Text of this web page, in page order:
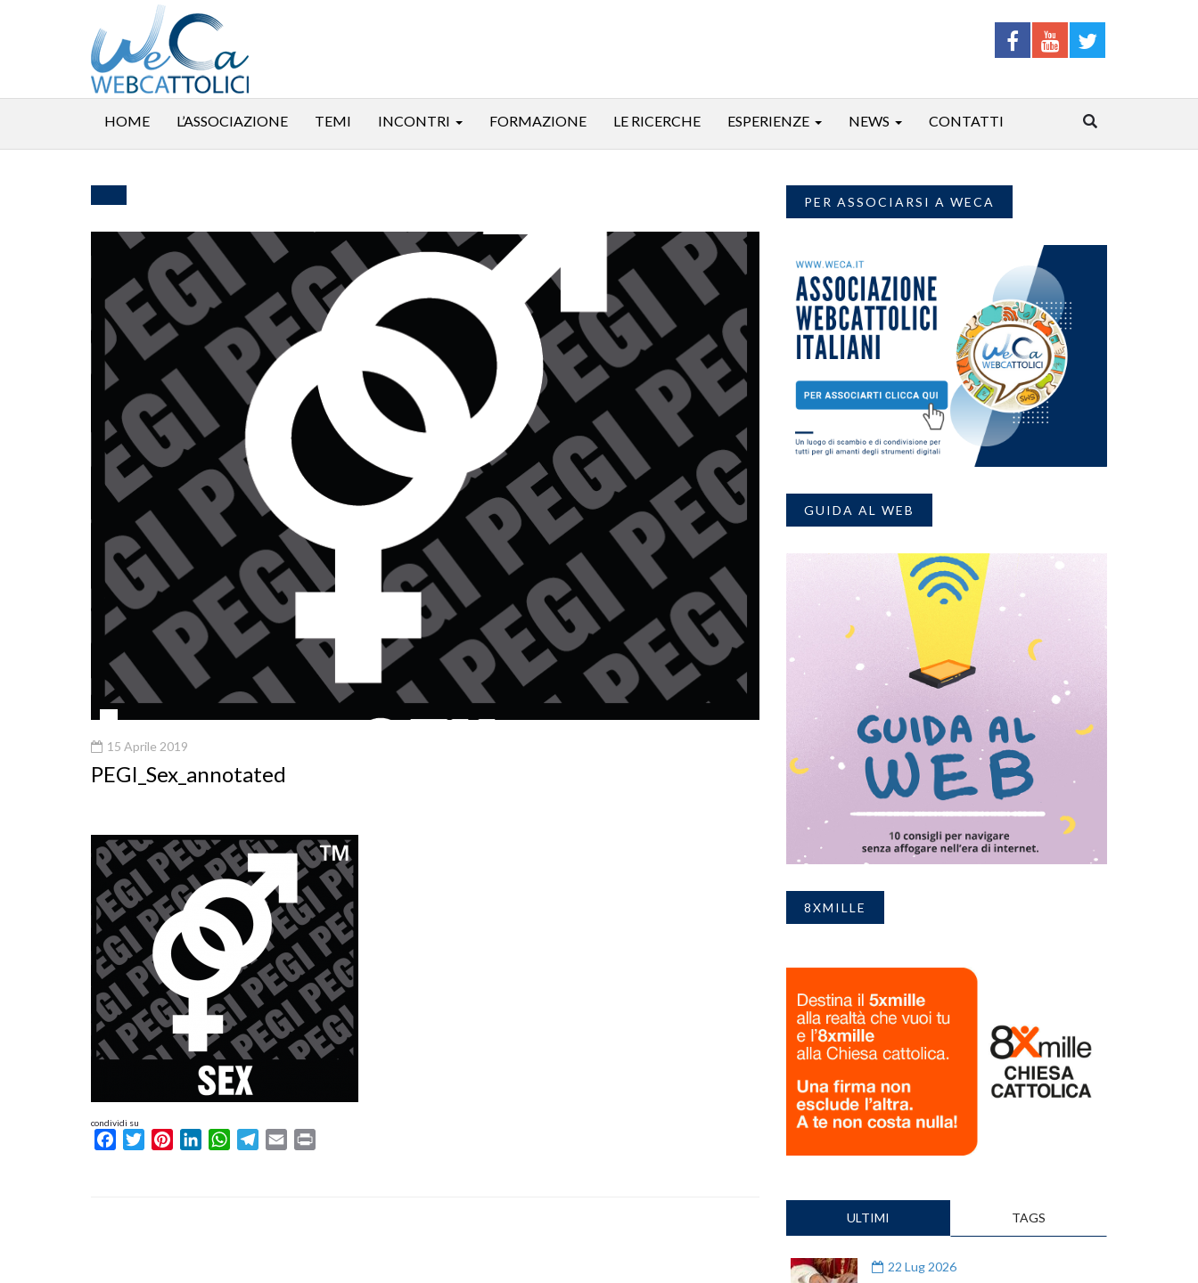
HOME L’ASSOCIAZIONE TEMI INCONTRI FORMAZIONE LE RICERCHE ESPERIENZE NEWS CONTATTI
15 Aprile 2019
PEGI_Sex_annotated
condividi su
FacebookTwitterPinterestLinkedInWhatsAppTelegram
Email
PER ASSOCIARSI A WECA
GUIDA AL WEB
8XMILLE
ULTIMI TAGS
22 Lug 2026